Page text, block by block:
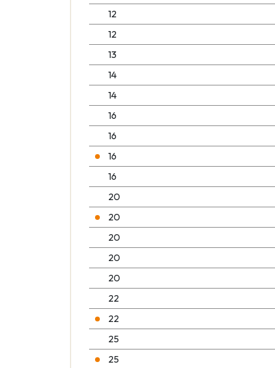
12
12
13
14
14
16
16
16
16
20
20
20
20
20
22
22
25
25